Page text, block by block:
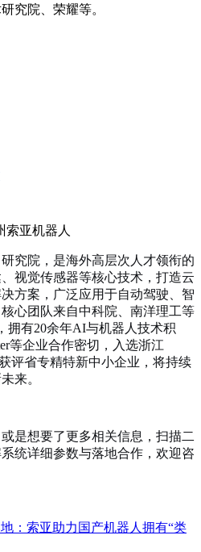
究院、荣耀等。
究院，是海外高层次人才领衔的
视觉传感器等核心技术，打造云
方案，广泛应用于自动驾驶、智
心团队来自中科院、南洋理工等
拥有20余年AI与机器人技术积
等企业合作密切，入选浙江
评省专精特新中小企业，将持续
来。
是想要了更多相关信息，扫描二
统详细参数与落地合作，欢迎咨
：索亚助力国产机器人拥有“类